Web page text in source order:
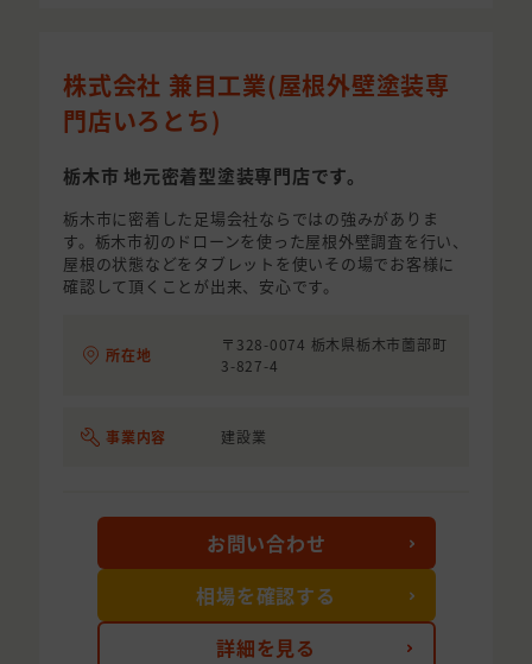
株式会社 兼目工業(屋根外壁塗装専
門店いろとち)
栃木市 地元密着型塗装専門店です。
栃木市に密着した足場会社ならではの強みがありま
す。栃木市初のドローンを使った屋根外壁調査を行い、
屋根の状態などをタブレットを使いその場でお客様に
確認して頂くことが出来、安心です。
所在地
〒328-0074 栃木県栃木市薗部町
3-827-4
事業内容 建設業
詳細を見る
お問い合わせ
相場を確認する